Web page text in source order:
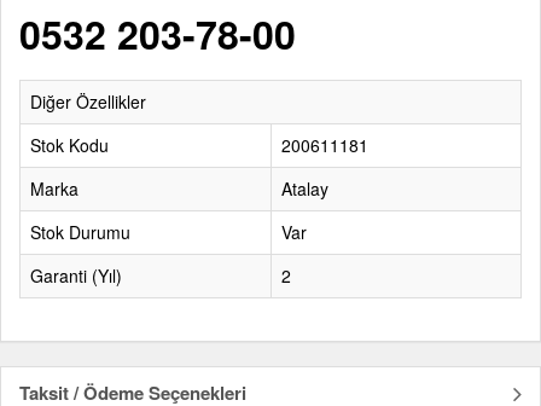
0532 203-78-00
Diğer Özellikler
Stok Kodu
200611181
Marka
Atalay
Stok Durumu
Var
Garanti (Yıl)
2
Taksit / Ödeme Seçenekleri